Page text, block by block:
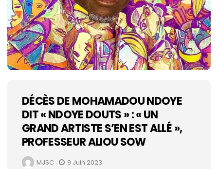
DÉCÈS DE MOHAMADOU NDOYE
DIT « NDOYE DOUTS » : « UN
GRAND ARTISTE S’EN EST ALLÉ »,
PROFESSEUR ALIOU SOW
MJSC 9 Juin 2023